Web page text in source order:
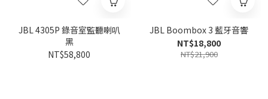
JBL 4305P 錄音室監聽喇叭
黑
NT$58,800
JBL Boombox 3 藍牙音響
NT$18,800
NT$21,900